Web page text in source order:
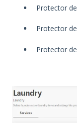
Protector
Protector
Protector